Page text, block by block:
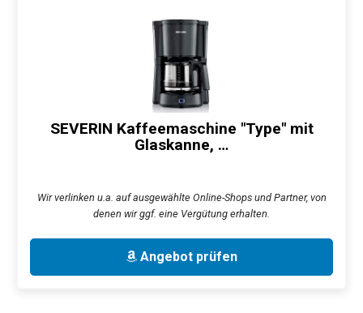
SEVERIN Kaffeemaschine "Type" mit
Glaskanne, …
Wir verlinken u.a. auf ausgewählte Online-Shops und Partner, von
denen wir ggf. eine Vergütung erhalten.
Angebot prüfen